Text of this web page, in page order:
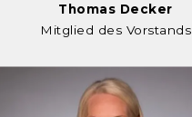
Thomas Decker
Mitglied des Vorstands